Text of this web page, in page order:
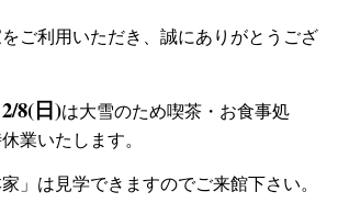
ご利用いただき、誠にありがとうござ
2/8(日)は大雪のため喫茶・お食事処
業いたします。
」は見学できますのでご来館下さい。